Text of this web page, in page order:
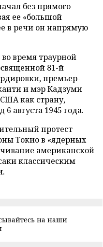
без прямого
ее «большой
в речи он напрямую
время траурной
81-й
премьер-
и мэр Кадзуми
США как страну,
августа 1945 года.
протест
Токио в «ядерных
американской
классическим
на наши